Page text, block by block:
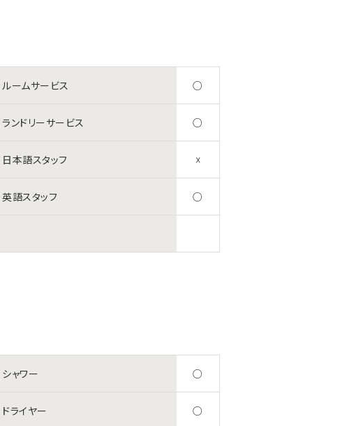
ルームサービス ○
ランドリーサービス ○
日本語スタッフ ☓
英語スタッフ ○
シャワー ○
ドライヤー ○